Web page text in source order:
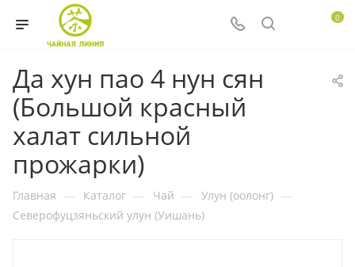
0
Да хун пао 4 нун сян
(Большой красный
халат сильной
прожарки)
Главная — Каталог — Чай — Улун (оолонг) —
Северофуцзяньский улун (Уишань)